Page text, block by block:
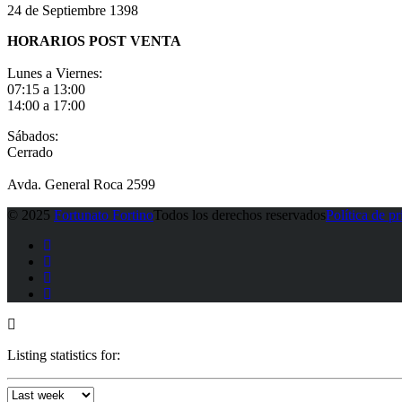
24 de Septiembre 1398
HORARIOS POST VENTA
Lunes a Viernes:
07:15 a 13:00
14:00 a 17:00
Sábados:
Cerrado
Avda. General Roca 2599
© 2025 Fortunato FortinoTodos los derechos reservadosPolítica de
Listing statistics for: